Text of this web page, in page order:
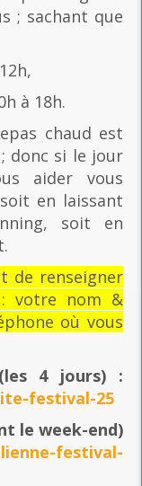
; sachant que
à 18h.
chaud est
donc si le jour
aider vous
en laissant
soit en
de renseigner
: votre nom &
où vous
4 jours) :
festival-25
le week-end)
festival-